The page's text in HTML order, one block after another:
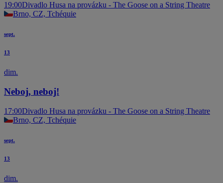
19:00Divadlo Husa na provázku - The Goose on a String Theatre
Brno, CZ, Tchéquie
sept.
13
dim.
Neboj, neboj!
17:00Divadlo Husa na provázku - The Goose on a String Theatre
Brno, CZ, Tchéquie
sept.
13
dim.